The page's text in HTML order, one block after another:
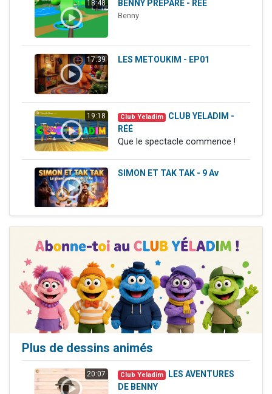
Ariel vient de donner son Maasser
Il reste 49 places pour étudier en groupe sur Zoom
Eva vient de donner son Maasser
18:48 BENNY PREPARE - RÉÉ
Benny
17:39 LES METOUKIM - EP01
19:18 Club Yeladim
CLUB YELADIM -
RÉÉ
Que le spectacle commence !
SIMON ET TAK TAK - 9 Av
Plus de dessins animés
20:07 Club Yeladim
LES AVENTURES
DE BENNY